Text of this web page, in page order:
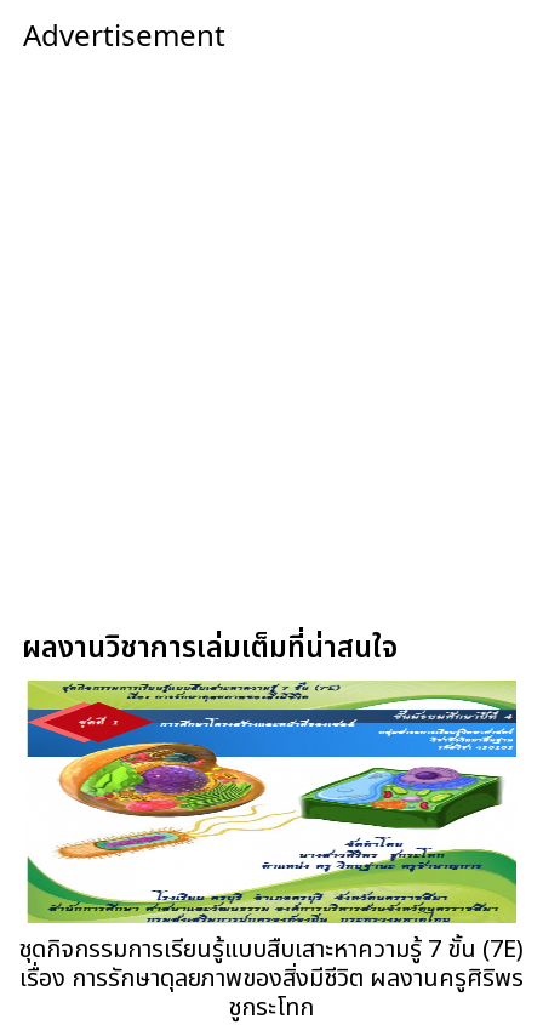
Advertisement
ผลงานวิชาการเล่มเต็มที่น่าสนใจ
ชุดกิจกรรมการเรียนรู้แบบสืบเสาะหาความรู้ 7 ขั้น (7E)
เรื่อง การรักษาดุลยภาพของสิ่งมีชีวิต ผลงานครูศิริพร
ชูกระโทก